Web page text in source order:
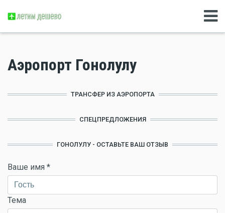
Аэропорт Гонолулу
ТРАНСФЕР ИЗ АЭРОПОРТА
СПЕЦПРЕДЛОЖЕНИЯ
ГОНОЛУЛУ - ОСТАВЬТЕ ВАШ ОТЗЫВ
Ваше имя *
Тема